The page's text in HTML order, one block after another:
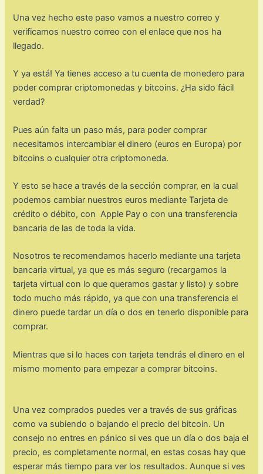
Una vez hecho este paso vamos a nuestro correo y
verificamos nuestro correo con el enlace que nos ha
llegado.
Y ya está! Ya tienes acceso a tu cuenta de monedero para
poder comprar criptomonedas y bitcoins. ¿Ha sido fácil
verdad?
Pues aún falta un paso más, para poder comprar
necesitamos intercambiar el dinero (euros en Europa) por
bitcoins o cualquier otra criptomoneda.
Y esto se hace a través de la sección comprar, en la cual
podemos cambiar nuestros euros mediante Tarjeta de
crédito o débito, con Apple Pay o con una transferencia
bancaria de las de toda la vida.
Nosotros te recomendamos hacerlo mediante una tarjeta
bancaria virtual, ya que es más seguro (recargamos la
tarjeta virtual con lo que queramos gastar y listo) y sobre
todo mucho más rápido, ya que con una transferencia el
dinero puede tardar un día o dos en tenerlo disponible para
comprar.
Mientras que si lo haces con tarjeta tendrás el dinero en el
mismo momento para empezar a comprar bitcoins.
Una vez comprados puedes ver a través de sus gráficas
como va subiendo o bajando el precio del bitcoin. Un
consejo no entres en pánico si ves que un día o dos baja el
precio, es completamente normal, en estas cosas hay que
esperar más tiempo para ver los resultados. Aunque si ves